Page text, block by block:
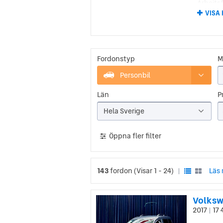
Bilen
Efter
20
Vid
VISA
Fordonstyp
Personbil
Län
Hela Sverige
Öppna fler filter
143fordon (Visar 1 - 24) Läs
2017 17